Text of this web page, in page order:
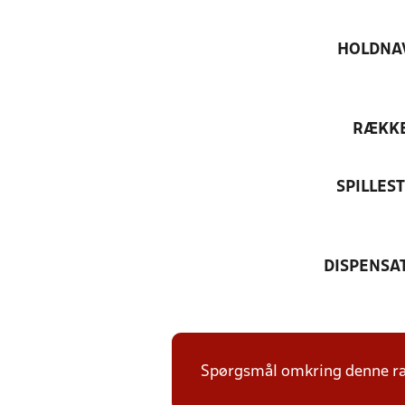
Spørgsmål omkring denne